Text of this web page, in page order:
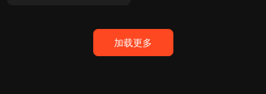
加载更多